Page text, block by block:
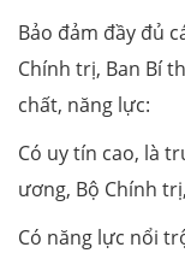
Bảo đảm đầy đủ
Chính trị, Ban Bí
chất, năng lực:
Có uy tín cao, là
ương, Bộ Chính
Có năng lực nổi